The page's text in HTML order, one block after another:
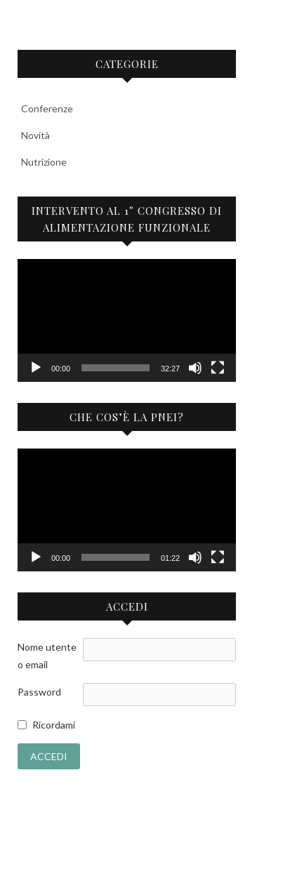
CATEGORIE
Conferenze
Novità
Nutrizione
INTERVENTO AL 1° CONGRESSO DI
ALIMENTAZIONE FUNZIONALE
00:00 32:27
CHE COS’È LA PNEI?
00:00 01:22
ACCEDI
Nome utente
o email
Password
Ricordami